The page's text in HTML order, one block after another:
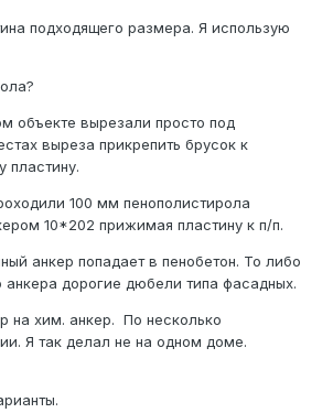
подходящего размера. Я использую
объекте вырезали просто под
выреза прикрепить брусок к
пластину.
100 мм пенополистирола
10*202 прижимая пластину к п/п.
анкер попадает в пенобетон. То либо
анкера дорогие дюбели типа фасадных.
на хим. анкер. По несколько
Я так делал не на одном доме.